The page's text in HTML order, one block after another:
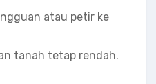
atau petir ke
tanah tetap rendah.